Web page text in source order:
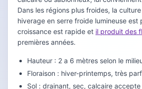
Dans les régions plus froides, la
hiverage en serre froide lumineuse est
croissance est rapide et il produit des
premières années.
Hauteur : 2 a 6 mètres selon le
Floraison : hiver-printemps, très
Sol : drainant, sec, calcaire accepte